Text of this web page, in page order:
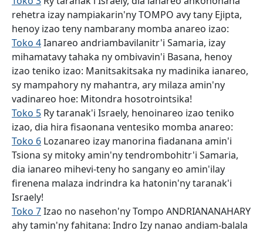
rehetra izay nampiakarin'ny TOMPO avy tany Ejipta,
henoy izao teny nambarany momba anareo izao:
Toko 4Ianareo andriambavilanitr'i Samaria, izay
mihamatavy tahaka ny ombivavin'i Basana, henoy
izao teniko izao: Manitsakitsaka ny madinika ianareo,
sy mampahory ny mahantra, ary milaza amin'ny
vadinareo hoe: Mitondra hosotrointsika!
Toko 5 Ry taranak'i Israely, henoinareo izao teniko
izao, dia hira fisaonana ventesiko momba anareo:
Toko 6 Lozanareo izay manorina fiadanana amin'i
Tsiona sy mitoky amin'ny tendrombohitr'i Samaria,
dia ianareo mihevi-teny ho sangany eo amin'ilay
firenena malaza indrindra ka hatonin'ny taranak'i
Israely!
Toko 7Izao no nasehon'ny Tompo ANDRIANANAHARY
ahy tamin'ny fahitana: Indro Izy nanao andiam-balala